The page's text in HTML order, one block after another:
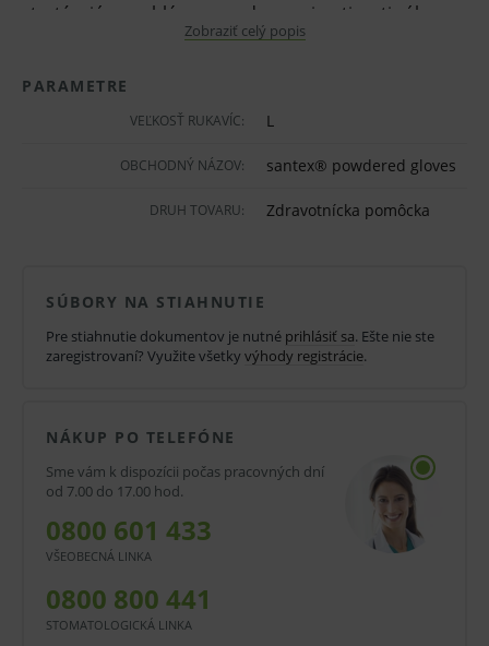
stretávajú s problémom nadmernej potivosti rúk –
najvyššia kvalita za najnižšiu cenu.
Vlastnosti a výhody:
diagnostické a ochranné rukavice
biela farba
nesterilný
púdrovací prípravok: kukuričný škrob (múčka)
manžeta: rolovaný okraj
Balenie:
100 ks rukavíc v balení
kartónové množstvo - 10 balení
V prípade porušenia zapečateného obalu tohto
Zobraziť celý popis
PARAMETRE
VEĽKOSŤ RUKAVÍC: L
OBCHODNÝ NÁZOV: santex® powdered gloves
DRUH TOVARU: Zdravotnícka pomôcka
SÚBORY NA STIAHNUTIE
Pre stiahnutie dokumentov je nutné prihlásiť sa. Ešte nie ste
zaregistrovaní? Využite všetky výhody registrácie.
NÁKUP PO TELEFÓNE
Sme vám k dispozícii počas pracovných dní
od 7.00 do 17.00 hod.
0800 601 433
VŠEOBECNÁ LINKA
0800 800 441
STOMATOLOGICKÁ LINKA